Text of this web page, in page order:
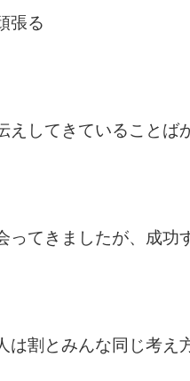
張る
えしてきていることば
ってきましたが、成功
は割とみんな同じ考え